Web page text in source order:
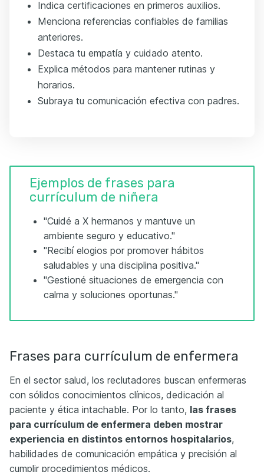
Indica certificaciones en primeros auxilios.
Menciona referencias confiables de familias
anteriores.
Destaca tu empatía y cuidado atento.
Explica métodos para mantener rutinas y
horarios.
Subraya tu comunicación efectiva con padres.
Ejemplos de frases para
currículum de niñera
"Cuidé a X hermanos y mantuve un
ambiente seguro y educativo."
"Recibí elogios por promover hábitos
saludables y una disciplina positiva."
"Gestioné situaciones de emergencia con
calma y soluciones oportunas."
Frases para currículum de enfermera
En el sector salud, los reclutadores buscan enfermeras
con sólidos conocimientos clínicos, dedicación al
paciente y ética intachable. Por lo tanto, las frases
para currículum de enfermera deben mostrar
experiencia en distintos entornos hospitalarios,
habilidades de comunicación empática y precisión al
cumplir procedimientos médicos.